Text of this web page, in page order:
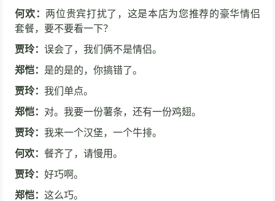
何欢： 两位贵宾打扰了，这是本店为您推荐的豪华情侣
套餐，要不要看一下？
贾玲：误会了，我们俩不是情侣。
郑恺： 是的是的，你搞错了。
贾玲：我们单点。
郑恺： 对。我要一份薯条，还有一份鸡翅。
贾玲：我来一个汉堡，一个牛排。
何欢： 餐齐了，请慢用。
贾玲：好巧啊。
郑恺：这么巧。